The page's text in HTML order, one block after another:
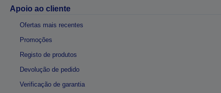
Apoio ao cliente
Ofertas mais recentes
Promoções
Registo de produtos
Devolução de pedido
Verificação de garantia